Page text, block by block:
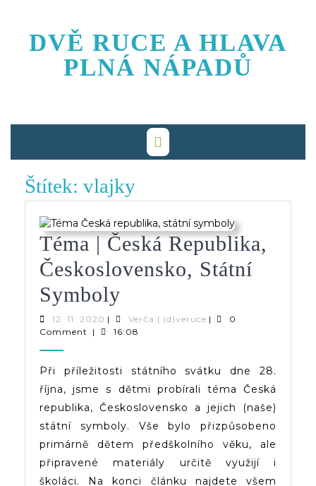
content
DVĚ RUCE A HLAVA
PLNÁ NÁPADŮ
Štítek: vlajky
Téma | Česká Republika,
Československo, Státní
Symboly
Republika,
Československo,
Státní
Symboly
12. 11. 2020 12.
11.
| Verča | (d)veruceVerča
|
0
Comment
| 16:08
Při příležitosti státního svátku dne 28.
října, jsme s dětmi probírali téma Česká
republika, Československo a jejich (naše)
státní symboly. Vše bylo přizpůsobeno
primárně dětem předškolního věku, ale
připravené materiály určitě využijí i
školáci. Na konci článku najdete všem